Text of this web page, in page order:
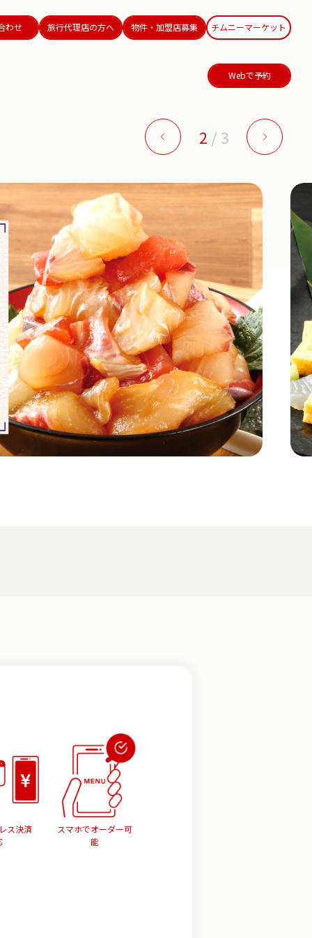
わせ 旅行代理店の方へ 物件・加盟店募集 チムニーマーケット
Webで予約
2 /3
ス決済
スマホでオーダー可
能